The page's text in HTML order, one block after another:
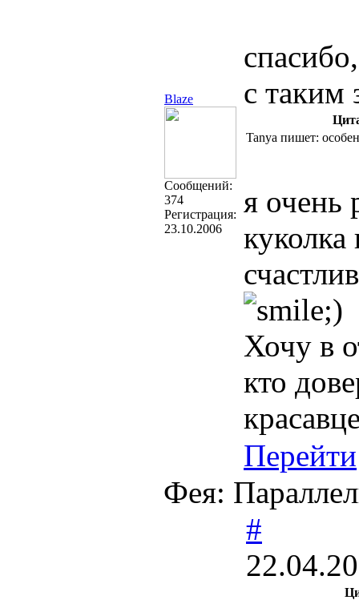
Blaze
Cообщений:
374
Регистрация:
23.10.2006
с таким
Tanya пишет:
я очень
куколка
Хочу в
кто
Перейти
Фея:
#